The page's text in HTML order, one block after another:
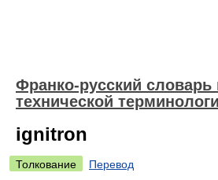
Франко-русский словарь
технической
ignitron
Толкование
Перевод